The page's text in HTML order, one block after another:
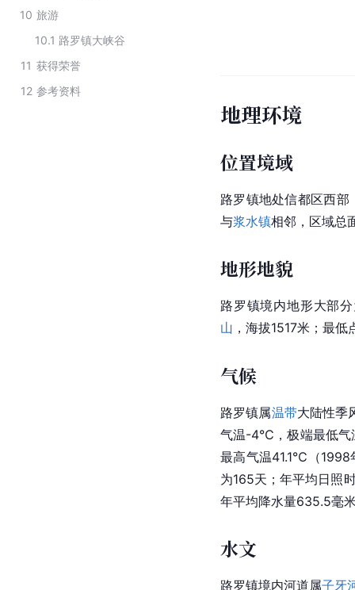
10 旅游
10.1 路罗镇大峡谷
11 获得荣誉
12 参考资料
地理环境
位置境域
路罗镇地处信都区西部
与浆水镇相邻，区域总
地形地貌
路罗镇境内地形大部
山 ，海拔1517米；最
气候
路罗镇属温带大陆性季
气温-4℃，极端最低气
最高气温41.1℃（1998
为165天；年平均日照
年平均降水量635.5毫
水文
路罗镇境内河道属子牙